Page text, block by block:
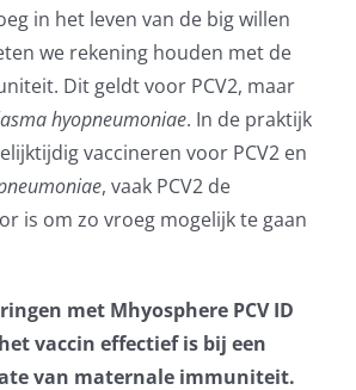
in het leven van de big willen
we rekening houden met de
Dit geldt voor PCV2, maar
hyopneumoniae. In de praktijk
vaccineren voor PCV2 en
, vaak PCV2 de
is om zo vroeg mogelijk te gaan
met Mhyosphere PCV ID
vaccin effectief is bij een
van maternale immuniteit.